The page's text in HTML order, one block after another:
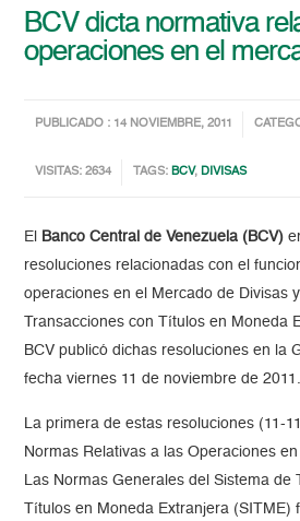
BCV dicta normativa
operaciones en el
PUBLICADO : 14 NOVIEMBRE, 2011
VISITAS: 2634 TAGS:BCV,DIVISAS
El Banco Central de Venezuela (BCV)
resoluciones relacionadas con el
operaciones en el Mercado de Divisas
Transacciones con Títulos en Moneda
BCV publicó dichas resoluciones en la
fecha viernes 11 de noviembre de 2011.
La primera de estas resoluciones (11-
Normas Relativas a las Operaciones
Las Normas Generales del Sistema de
Títulos en Moneda Extranjera (SITME)